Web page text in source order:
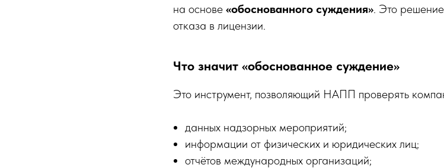
на основе «обоснованного суждения». Это
отказа в лицензии.
Что значит «обоснованное суждение»
Это инструмент, позволяющий НАПП проверять
данных надзорных мероприятий;
информации от физических и юридических лиц;
отчётов международных организаций;